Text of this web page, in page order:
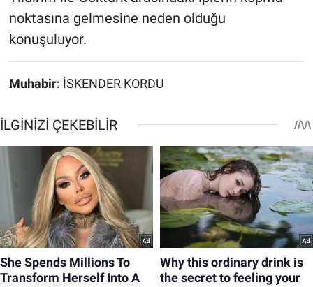
noktasına gelmesine neden olduğu
konuşuluyor.
Muhabir: İSKENDER KORDU